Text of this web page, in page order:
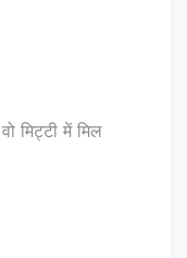
मिट्टी में मिल